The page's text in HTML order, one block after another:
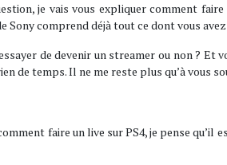
je vais vous expliquer comment
Sony comprend déjà tout ce dont vous
de devenir un streamer ou non ?
de temps. Il ne me reste plus qu’à vous
faire un live sur PS4, je pense